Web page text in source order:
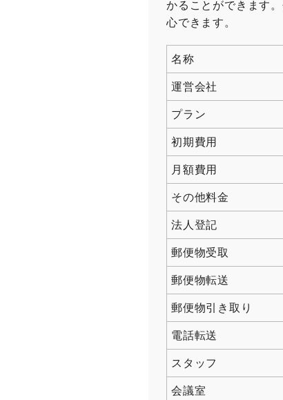
かることができます
心できます。
名称
運営会社
プラン
初期費用
月額費用
その他料金
法人登記
郵便物受取
郵便物転送
郵便物引き取り
電話転送
スタッフ
会議室